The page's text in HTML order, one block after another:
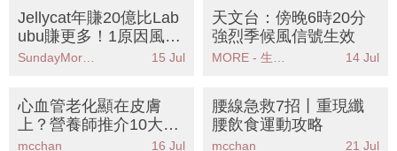
Jellycat年賺20億比Lab
ubu賺更多！1原因風靡
全球變「公仔帝國」15 Jul
天文台：傍晚6時20分
強烈季候風信號生效
14 Jul
心血管老化顯在皮膚
上？營養師推介10大抗
氧化飲食丨逆齡護心兼
mcchan 16 Jul
腰線急救7招丨重現纖
腰飲食運動攻略
mcchan 21 Jul